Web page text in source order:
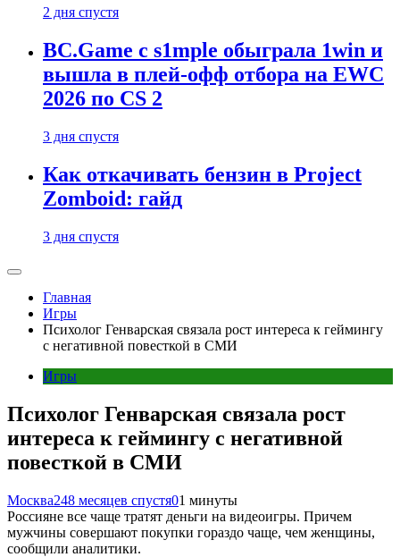
2 дня спустя
BC.Game с s1mple обыграла 1win и
вышла в плей-офф отбора на EWC
2026 по CS 2
3 дня спустя
Как откачивать бензин в Project
Zomboid: гайд
3 дня спустя
Главная
Игры
Психолог Генварская связала рост интереса к геймингу
с негативной повесткой в СМИ
Игры
Психолог Генварская связала рост
интереса к геймингу с негативной
повесткой в СМИ
Москва248 месяцев спустя01 минуты
Россияне все чаще тратят деньги на видеоигры. Причем
мужчины совершают покупки гораздо чаще, чем женщины,
сообщили аналитики.